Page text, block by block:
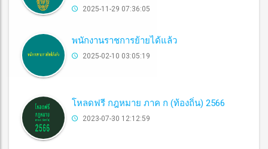
2025-11-29 07:36:05
พนักงานราชการย้ายได้แล้ว
2025-02-10 03:05:19
โหลดฟรี กฎหมาย ภาค ก (ท้องถิ่น) 2566
2023-07-30 12:12:59